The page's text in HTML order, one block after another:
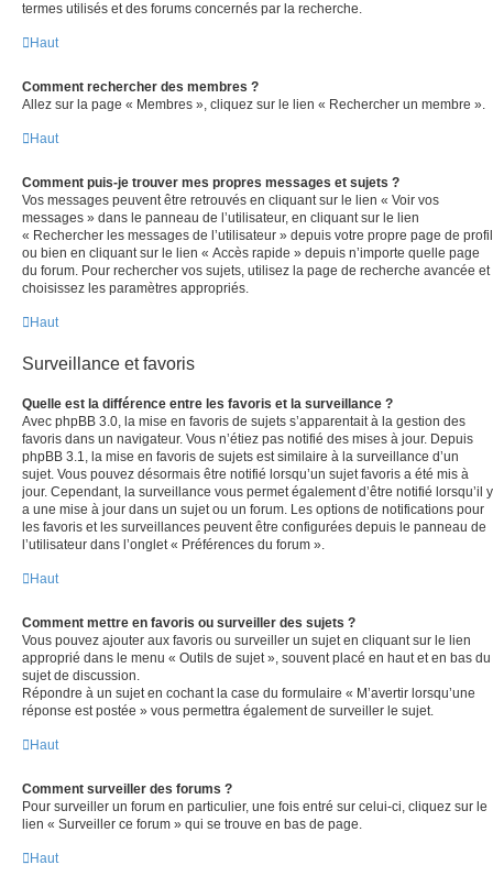
termes utilisés et des forums concernés par la recherche.
Haut
Comment rechercher des membres ?
Allez sur la page « Membres », cliquez sur le lien « Rechercher un membre ».
Haut
Comment puis-je trouver mes propres messages et sujets ?
Vos messages peuvent être retrouvés en cliquant sur le lien « Voir vos
messages » dans le panneau de l’utilisateur, en cliquant sur le lien
« Rechercher les messages de l’utilisateur » depuis votre propre page de profil
ou bien en cliquant sur le lien « Accès rapide » depuis n’importe quelle page
du forum. Pour rechercher vos sujets, utilisez la page de recherche avancée et
choisissez les paramètres appropriés.
Haut
Surveillance et favoris
Quelle est la différence entre les favoris et la surveillance ?
Avec phpBB 3.0, la mise en favoris de sujets s’apparentait à la gestion des
favoris dans un navigateur. Vous n’étiez pas notifié des mises à jour. Depuis
phpBB 3.1, la mise en favoris de sujets est similaire à la surveillance d’un
sujet. Vous pouvez désormais être notifié lorsqu’un sujet favoris a été mis à
jour. Cependant, la surveillance vous permet également d’être notifié lorsqu’il y
a une mise à jour dans un sujet ou un forum. Les options de notifications pour
les favoris et les surveillances peuvent être configurées depuis le panneau de
l’utilisateur dans l’onglet « Préférences du forum ».
Haut
Comment mettre en favoris ou surveiller des sujets ?
Vous pouvez ajouter aux favoris ou surveiller un sujet en cliquant sur le lien
approprié dans le menu « Outils de sujet », souvent placé en haut et en bas du
sujet de discussion.
Répondre à un sujet en cochant la case du formulaire « M’avertir lorsqu’une
réponse est postée » vous permettra également de surveiller le sujet.
Haut
Comment surveiller des forums ?
Pour surveiller un forum en particulier, une fois entré sur celui-ci, cliquez sur le
lien « Surveiller ce forum » qui se trouve en bas de page.
Haut